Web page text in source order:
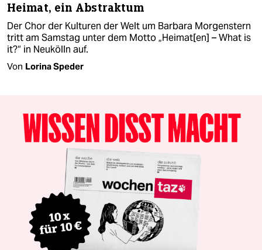
Heimat, ein Abstraktum
Der Chor der Kulturen der Welt um Barbara Morgenstern
tritt am Samstag unter dem Motto „Heimat[en] – What is
it?“ in Neukölln auf.
Von Lorina Speder